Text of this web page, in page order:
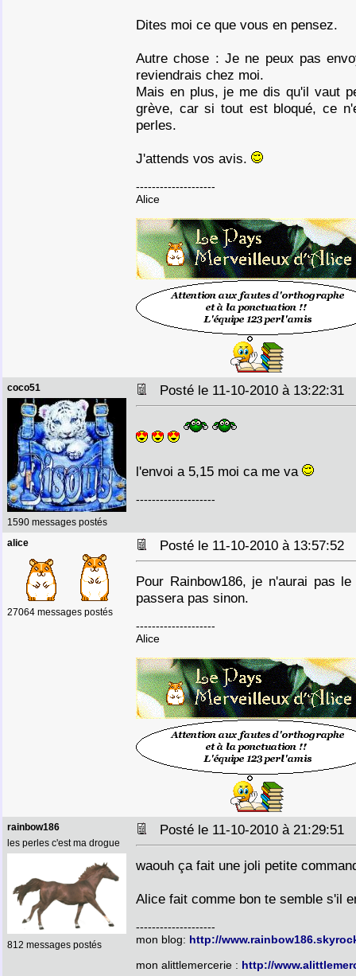
Dites moi ce que vous en pensez.
Autre chose : Je ne peux pas
reviendrais chez moi.
Mais en plus, je me dis qu'il vaut
grève, car si tout est bloqué, ce
perles.
J'attends vos avis.
--------------------
Alice
coco51
1590 messages postés
Posté le 11-10-2010 à 13:22:31
l'envoi a 5,15 moi ca me va
--------------------
alice
27064 messages postés
Posté le 11-10-2010 à 13:57:52
Pour Rainbow186, je n'aurai pas
passera pas sinon.
--------------------
Alice
rainbow186
les perles c'est ma drogue
812 messages postés
Posté le 11-10-2010 à 21:29:51
waouh ça fait une joli petite
Alice fait comme bon te semble s'il
--------------------
mon blog: http://
mon alittlemercerie : http://